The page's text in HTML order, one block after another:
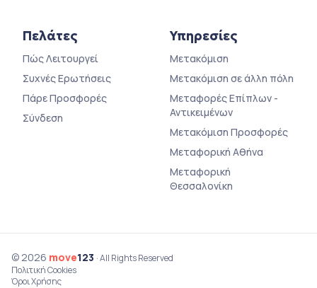
Πελάτες
Πώς Λειτουργεί
Συχνές Ερωτήσεις
Πάρε Προσφορές
Σύνδεση
Υπηρεσίες
Μετακόμιση
Μετακόμιση σε άλλη πόλη
Μεταφορές Επίπλων -
Αντικειμένων
Μετακόμιση Προσφορές
Μεταφορική Αθήνα
Μεταφορική
Θεσσαλονίκη
© 2026 move123 · All Rights Reserved
Πολιτική Cookies
Όροι Χρήσης